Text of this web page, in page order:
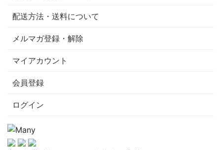
配送方法・送料について
メルマガ登録・解除
マイアカウント
会員登録
ログイン